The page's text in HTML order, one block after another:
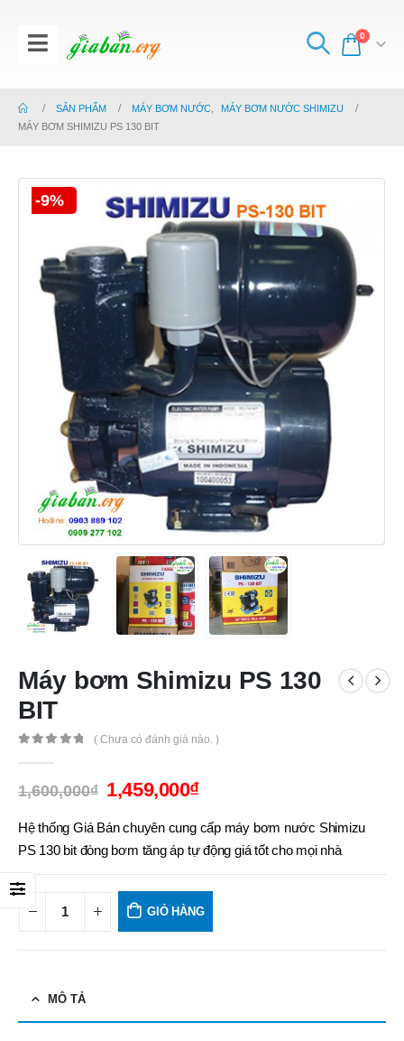
0
SẢN PHẨM MÁY BƠM NƯỚC
MÁY BƠM NƯỚC SHIMIZU
MÁY BƠM SHIMIZU PS 130 BIT
-9%
Máy bơm Shimizu PS 130
BIT
( Chưa có đánh giá nào. )
1,600,000₫ 1,459,000₫
Hệ thống Giá Bán chuyên cung cấp máy bơm nước Shimizu
PS 130 bit đòng bơm tăng áp tự động giá tốt cho mọi nhà
GIỎ HÀNG
MÔ TẢ